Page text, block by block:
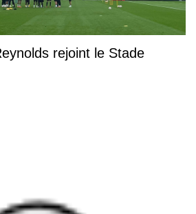
rejoint le Stade